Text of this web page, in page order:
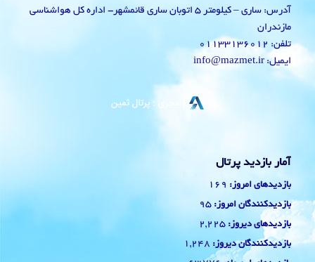
آدرس: ساری – کیلومتر 5 اتوبان ساری قائمشهر- اداره کل هواشناسی
مازندران
تلفن: 01133136012
ایمیل: info@mazmet.ir
آمار بازدید پرتال
بازدیدهای امروز: 169
بازدیدکنندگان امروز: 95
بازدیدهای دیروز: 2,225
بازدیدکنندگان دیروز: 1,248